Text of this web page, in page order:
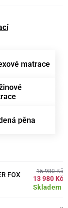
matrace
pěna
FOX
Skladem
15 980 Kč
13 980 Kč